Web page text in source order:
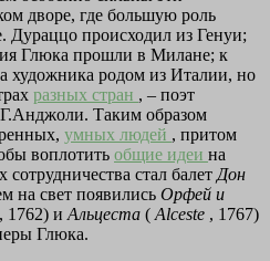
дворе, где большую роль
Дураццо происходил из Генуи;
Глюка прошли в Милане; к
художника родом из Италии, но
разных стран , – поэт
Таким образом
умных людей , притом
воплотить общие идеи на
стал балет Дон
на свет появились Орфей и
, 1762) и Альцеста ( Alceste , 1767)
Глюка.